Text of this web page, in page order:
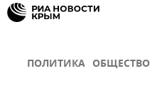
ПОЛИТИКА ОБЩЕСТВО